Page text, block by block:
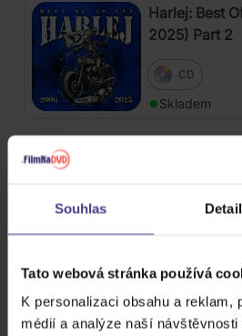
Souhlas
Tato webová stránka používá
K personalizaci obsahu a
médií a analýze naší
Harlej: Best
2025) Part 2
CD
Skladem
Mišík
roky